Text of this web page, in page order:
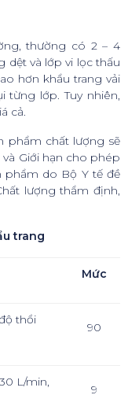
thường có 2 – 4
dệt và lớp vi lọc thấu
hơn khẩu trang vải
từng lớp. Tuy nhiên,
cả.
phẩm chất lượng sẽ
Giới hạn cho phép
phẩm do Bộ Y tế đề
lượng thẩm định,
trang
Mức
thổi
90
L/min,
9